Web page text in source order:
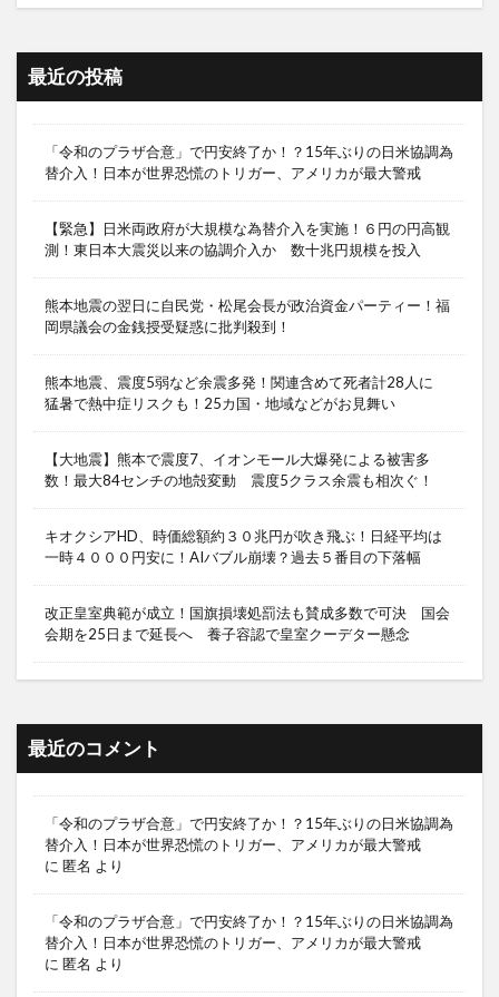
最近の投稿
「令和のプラザ合意」で円安終了か！？15年ぶりの日米協調為
替介入！日本が世界恐慌のトリガー、アメリカが最大警戒
【緊急】日米両政府が大規模な為替介入を実施！６円の円高観
測！東日本大震災以来の協調介入か 数十兆円規模を投入
熊本地震の翌日に自民党・松尾会長が政治資金パーティー！福
岡県議会の金銭授受疑惑に批判殺到！
熊本地震、震度5弱など余震多発！関連含めて死者計28人に
猛暑で熱中症リスクも！25カ国・地域などがお見舞い
【大地震】熊本で震度7、イオンモール大爆発による被害多
数！最大84センチの地殻変動 震度5クラス余震も相次ぐ！
キオクシアHD、時価総額約３０兆円が吹き飛ぶ！日経平均は
一時４０００円安に！AIバブル崩壊？過去５番目の下落幅
改正皇室典範が成立！国旗損壊処罰法も賛成多数で可決 国会
会期を25日まで延長へ 養子容認で皇室クーデター懸念
最近のコメント
「令和のプラザ合意」で円安終了か！？15年ぶりの日米協調為
替介入！日本が世界恐慌のトリガー、アメリカが最大警戒
に 匿名 より
「令和のプラザ合意」で円安終了か！？15年ぶりの日米協調為
替介入！日本が世界恐慌のトリガー、アメリカが最大警戒
に 匿名 より